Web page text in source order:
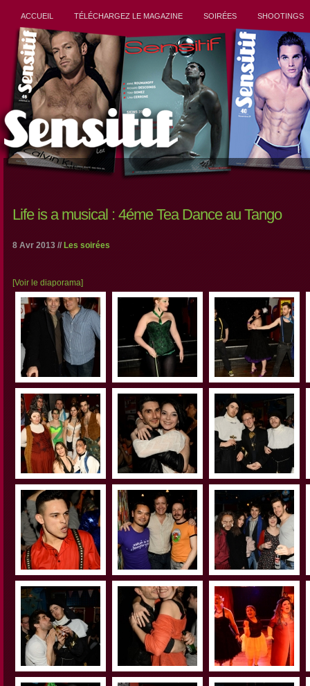
ACCUEIL TÉLÉCHARGEZ LE MAGAZINE SOIRÉES SHOOTINGS
Life is a musical : 4éme Tea Dance au Tango
8 Avr 2013 // Les soirées
[Voir le diaporama]